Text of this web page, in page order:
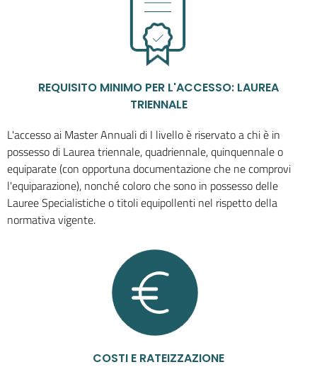
REQUISITO MINIMO PER L'ACCESSO: LAUREA
TRIENNALE
L'accesso ai Master Annuali di I livello è riservato a chi è in
possesso di Laurea triennale, quadriennale, quinquennale o
equiparate (con opportuna documentazione che ne comprovi
l'equiparazione), nonché coloro che sono in possesso delle
Lauree Specialistiche o titoli equipollenti nel rispetto della
normativa vigente.
COSTI E RATEIZZAZIONE